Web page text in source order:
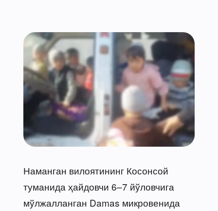
Наманган вилоятининг Косонсой
туманида ҳайдовчи 6–7 йўловчига
мўлжалланган Damas микровенида